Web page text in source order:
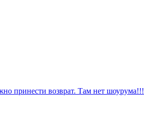
принести возврат. Там нет шоурума!!!